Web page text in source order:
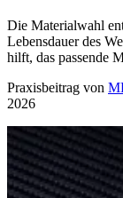
Die Materialwahl
Lebensdauer des
hilft, das passende
Praxisbeitrag von
2026